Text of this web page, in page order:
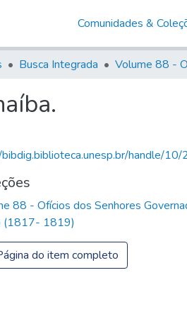
Comunidades &
Busca Integrada
handle/
88 - Ofícios dos Senhores
(1817- 1819)
do item completo